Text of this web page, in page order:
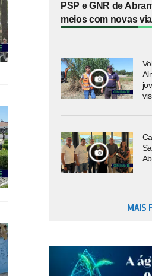
PSP e GNR de
meios com novas
MAIS